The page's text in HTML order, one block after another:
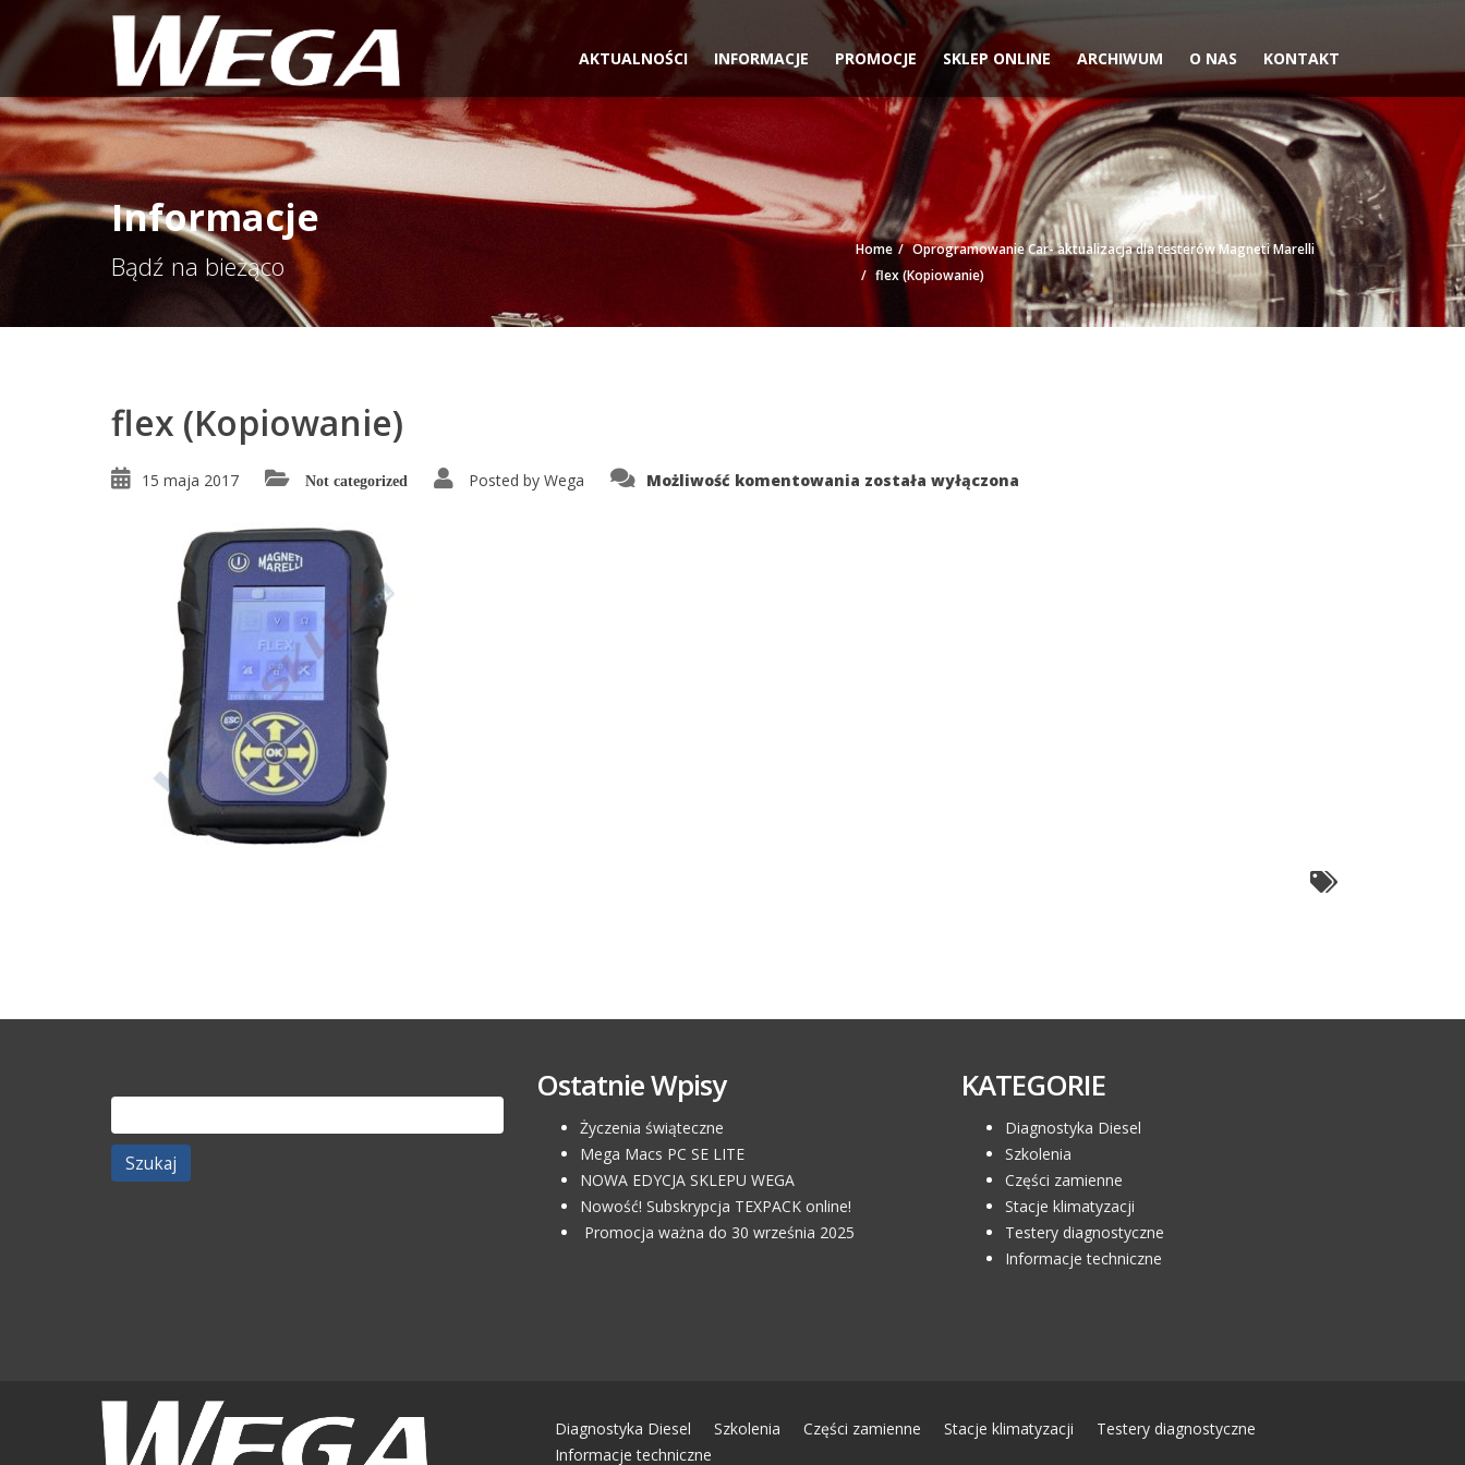
AKTUALNOŚCI INFORMACJE PROMOCJE SKLEP ONLINE ARCHIWUM O NAS KONTAKT
Informacje
Bądź na bieżąco
Home
Oprogramowanie Car- aktualizacja dla testerów Magneti Marelli
flex (Kopiowanie)
flex (Kopiowanie)
15 maja 2017 Not categorized Posted by Wega Możliwość komentowania flex
(Kopiowanie)
została wyłączona
Szukaj: Ostatnie Wpisy
Życzenia świąteczne
Mega Macs PC SE LITE
NOWA EDYCJA SKLEPU WEGA
Nowość! Subskrypcja TEXPACK online!
Promocja ważna do 30 września 2025
KATEGORIE
Diagnostyka Diesel
Szkolenia
Części zamienne
Stacje klimatyzacji
Testery diagnostyczne
Informacje techniczne
Diagnostyka Diesel Szkolenia Części zamienne Stacje klimatyzacji
Testery diagnostyczne
Informacje techniczne